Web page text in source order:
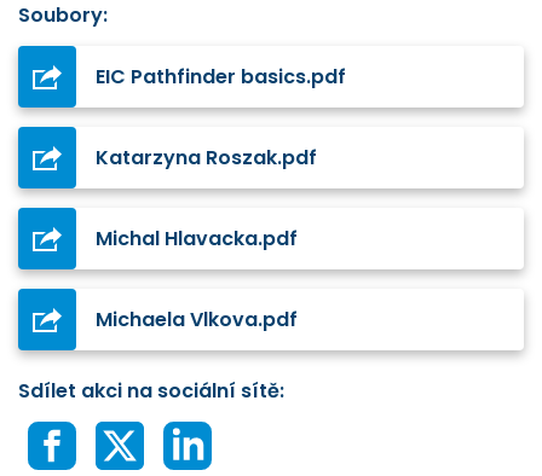
Soubory:
EIC Pathfinder basics.pdf
Katarzyna Roszak.pdf
Michal Hlavacka.pdf
Michaela Vlkova.pdf
Sdílet akci na sociální sítě: